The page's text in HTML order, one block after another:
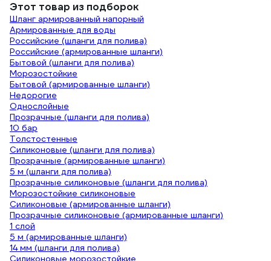
Этот товар из подборок
Шланг армированный напорный
Армированные для воды
Российские (шланги для полива)
Российские (армированные шланги)
Бытовой (шланги для полива)
Морозостойкие
Бытовой (армированные шланги)
Недорогие
Однослойные
Прозрачные (шланги для полива)
10 бар
Толстостенные
Силиконовые (шланги для полива)
Прозрачные (армированные шланги)
5 м (шланги для полива)
Прозрачные силиконовые (шланги для полива)
Морозостойкие силиконовые
Силиконовые (армированные шланги)
Прозрачные силиконовые (армированные шланги)
1 слой
5 м (армированные шланги)
14 мм (шланги для полива)
Силиконовые морозостойкие